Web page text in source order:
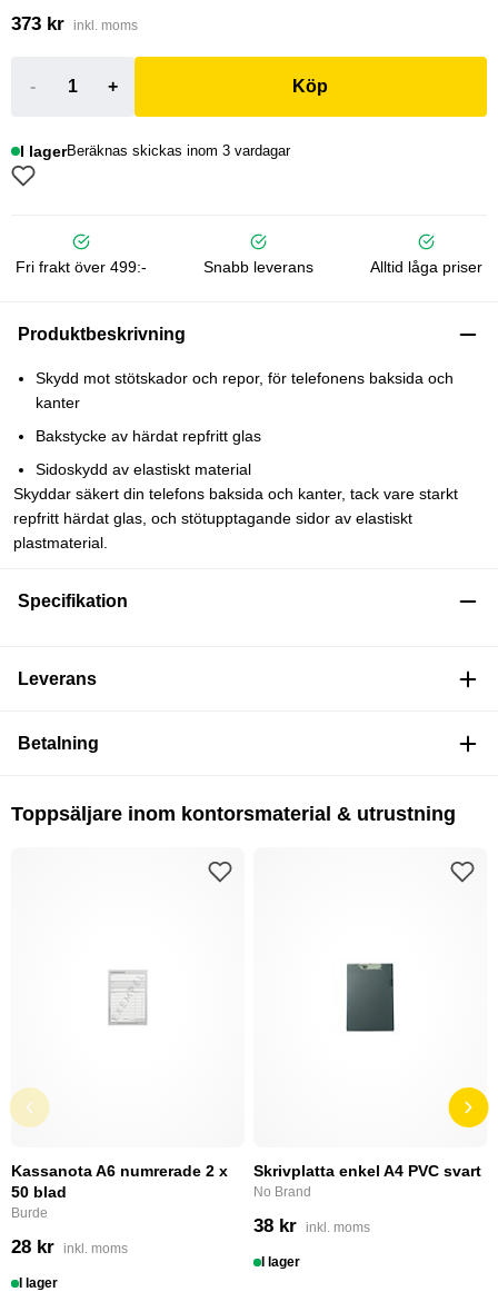
373 kr inkl. moms
- + Köp
I lagerBeräknas skickas inom 3 vardagar
Fri frakt över 499:- Snabb leverans Alltid låga priser
Produktbeskrivning
Skydd mot stötskador och repor, för telefonens baksida och
kanter
Bakstycke av härdat repfritt glas
Sidoskydd av elastiskt material
Skyddar säkert din telefons baksida och kanter, tack vare starkt
repfritt härdat glas, och stötupptagande sidor av elastiskt
plastmaterial.
Specifikation
Leverans
Betalning
Toppsäljare inom kontorsmaterial & utrustning
Kassanota A6 numrerade 2 x
50 blad
Burde
28 kr inkl. moms
I lager
Skrivplatta enkel A4 PVC svart
No Brand
38 kr inkl. moms
I lager